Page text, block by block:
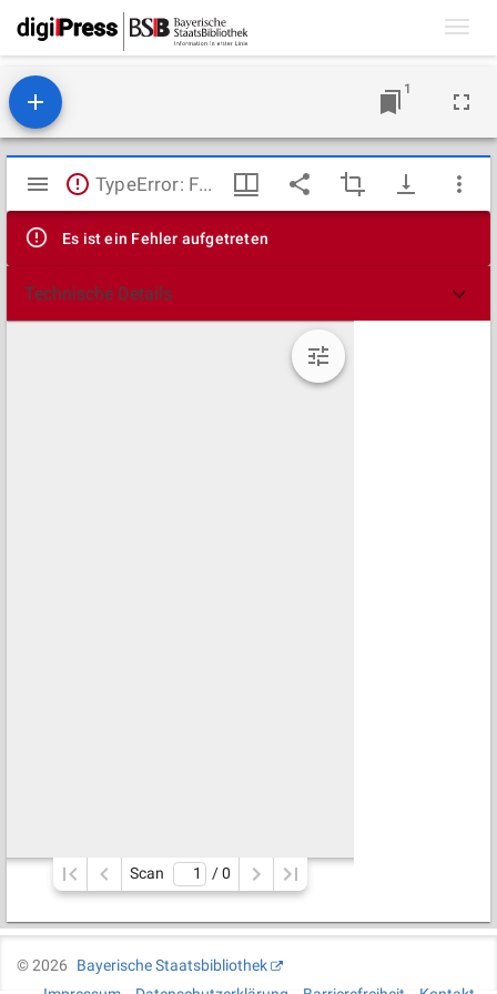
1
Mirador
Viewer
TypeError: Failed to fetch
Es ist ein Fehler aufgetreten
Technische Details
Scan / 0
©2026
Bayerische Staatsbibliothek